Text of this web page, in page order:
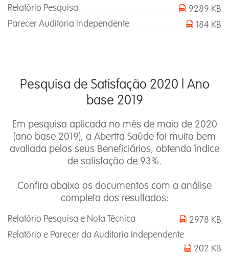
Relatório Pesquisa
9289 KB
Parecer Auditoria Independente
184 KB
Pesquisa de Satisfação 2020 l Ano
base 2019
Em pesquisa aplicada no mês de maio de 2020
(ano base 2019), a Abertta Saúde foi muito bem
avaliada pelos seus Beneficiários, obtendo índice
de satisfação de 93%.
Confira abaixo os documentos com a análise
completa dos resultados:
Relatório Pesquisa e Nota Técnica
2978 KB
Relatório e Parecer da Auditoria Independente
202 KB